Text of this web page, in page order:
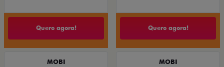
Quero agora! Quero agora!
MOBI MOBI